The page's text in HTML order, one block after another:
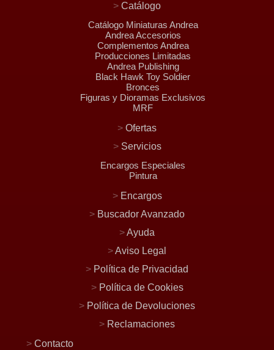
> Catálogo
Catálogo Miniaturas Andrea
Andrea Accesorios
Complementos Andrea
Producciones Limitadas
Andrea Publishing
Black Hawk Toy Soldier
Bronces
Figuras y Dioramas Exclusivos
MRF
> Ofertas
> Servicios
Encargos Especiales
Pintura
> Encargos
> Buscador Avanzado
>Ayuda
>Aviso Legal
> Política de Privacidad
> Política de Cookies
> Política de Devoluciones
> Reclamaciones
> Contacto